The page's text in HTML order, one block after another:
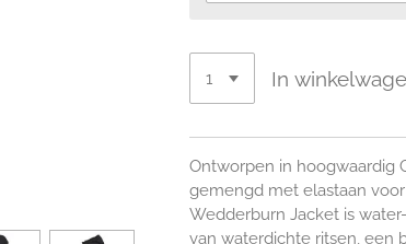
In
Ontworpen in hoogwaardig
gemengd met elastaan
Wedderburn Jacket is
van waterdichte ritsen, een